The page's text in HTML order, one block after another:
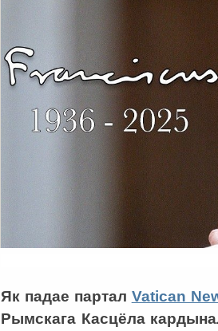
Як падае партал Vatican
Рымскага Касцёла